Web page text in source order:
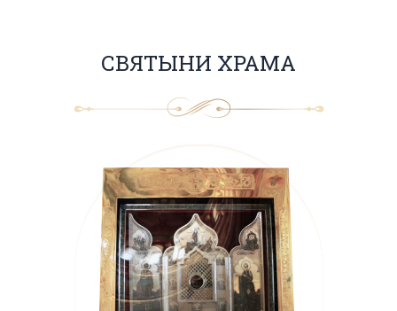
СВЯТЫНИ ХРАМА